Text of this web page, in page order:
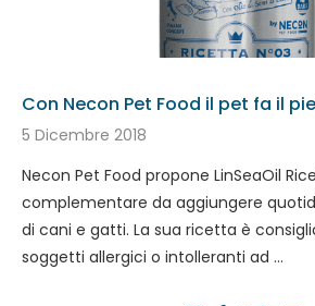
Con Necon Pet Food il pet fa il
5 Dicembre 2018
Necon Pet Food propone LinSeaOil
complementare da aggiungere
di cani e gatti. La sua ricetta è
soggetti allergici o intolleranti ad …